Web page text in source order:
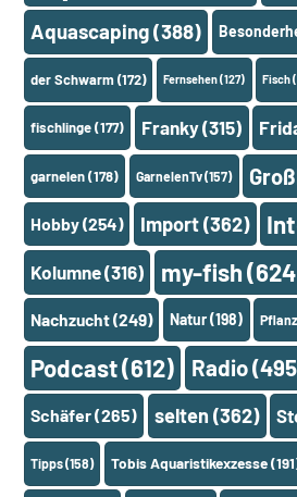
Aquascaping(388)
der Schwarm(172) Fernsehen(127) Fisch
fischlinge(177) Franky(315)
garnelen(178) GarnelenTv(157)
Hobby(254) Import(362)
Kolumne(316) my-fish
Nachzucht(249) Natur(198)
Podcast(612) Radio
Schäfer(265) selten (362)
Tipps(158) Tobis Aquaristikexzesse